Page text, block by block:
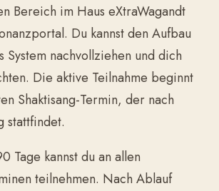
Bereich im Haus eXtraWagandt
Du kannst den Aufbau
System nachvollziehen und dich
Die aktive Teilnahme beginnt
Shaktisang-Termin, der nach
stattfindet.
Tage kannst du an allen
teilnehmen. Nach Ablauf